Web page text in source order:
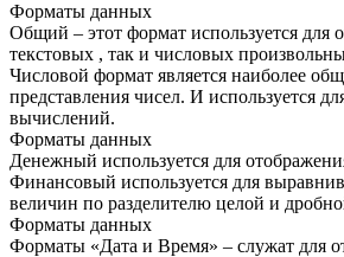
Форматы данных
Общий – этот формат используется для
текстовых , так и числовых
Числовой формат является наиболее
представления чисел. И используется
вычислений.
Форматы данных
Денежный используется для
Финансовый используется для
величин по разделителю целой и
Форматы данных
Форматы «Дата и Время» – служат для